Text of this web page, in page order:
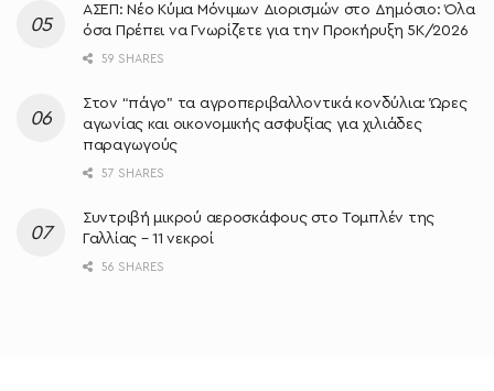
ΑΣΕΠ: Νέο Κύμα Μόνιμων Διορισμών στο Δημόσιο: Όλα
όσα Πρέπει να Γνωρίζετε για την Προκήρυξη 5Κ/2026
59 SHARES
Στον “πάγο” τα αγροπεριβαλλοντικά κονδύλια: Ώρες
αγωνίας και οικονομικής ασφυξίας για χιλιάδες
παραγωγούς
57 SHARES
Συντριβή μικρού αεροσκάφους στο Τομπλέν της
Γαλλίας – 11 νεκροί
56 SHARES